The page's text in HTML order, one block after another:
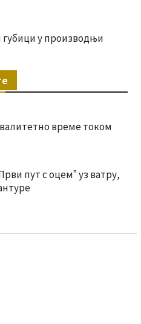
у производњи
време током
пут с оцемˮ уз ватру,